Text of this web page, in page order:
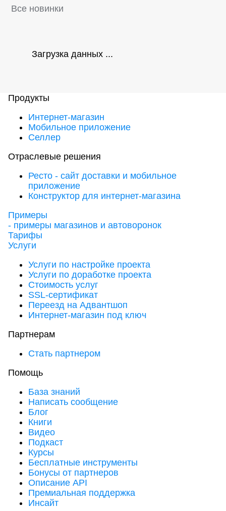
Все новинки
Загрузка данных ...
Продукты
Интернет-магазин
Мобильное приложение
Селлер
Отраслевые решения
Ресто - сайт доставки и мобильное
приложение
Конструктор для интернет-магазина
Примеры
- примеры магазинов и автоворонок
Тарифы
Услуги
Услуги по настройке проекта
Услуги по доработке проекта
Стоимость услуг
SSL-сертификат
Переезд на Адвантшоп
Интернет-магазин под ключ
Партнерам
Стать партнером
Помощь
База знаний
Написать сообщение
Блог
Книги
Видео
Подкаст
Курсы
Бесплатные инструменты
Бонусы от партнеров
Описание API
Премиальная поддержка
Инсайт